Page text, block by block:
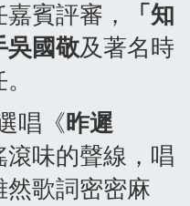
賓評審，
「知
吳國敬及著名時
唱《 昨遲
味的聲線，唱
歌詞密密麻